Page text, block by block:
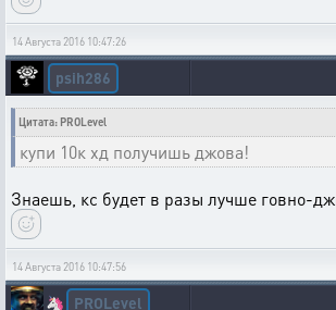
14 Августа 2016 10:47:26
psih286
Цитата: PROLevel
купи 10к хд получишь джова!
Знаешь, кс будет в разы лучше говно-
14 Августа 2016 10:47:56
🦄 PROLevel